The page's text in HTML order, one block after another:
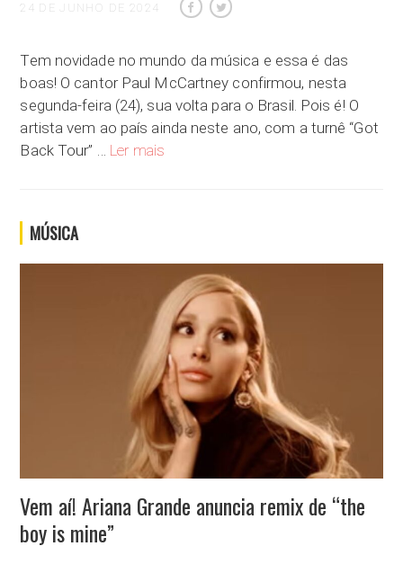
24 DE JUNHO DE 2024
Tem novidade no mundo da música e essa é das
boas! O cantor Paul McCartney confirmou, nesta
segunda-feira (24), sua volta para o Brasil. Pois é! O
artista vem ao país ainda neste ano, com a turnê “Got
Back Tour” … Ler mais
MÚSICA
Vem aí! Ariana Grande anuncia remix de “the
boy is mine”